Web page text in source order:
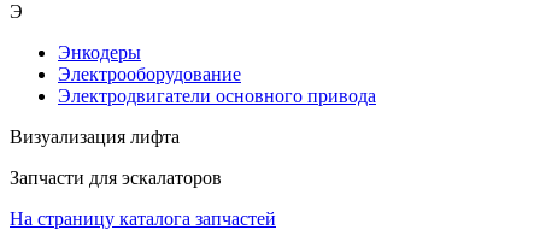
Э
Энкодеры
Электрооборудование
Электродвигатели основного привода
Визуализация лифта
Запчасти для эскалаторов
На страницу каталога запчастей